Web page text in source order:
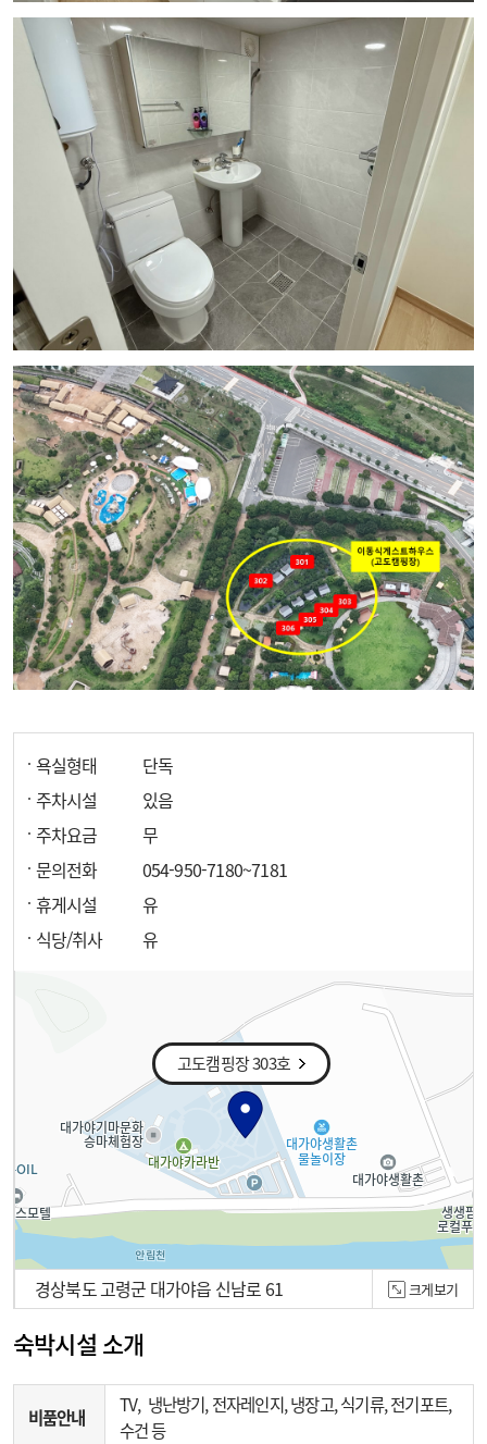
욕실형태
단독
주차시설
있음
주차요금
무
문의전화
054-950-7180~7181
휴게시설
유
식당/취사
유
고도캠핑장 303호
100m
경상북도 고령군 대가야읍 신남로 61 크게보기
숙박시설 소개
비품안내
TV, 냉난방기, 전자레인지, 냉장고, 식기류, 전기포트,
수건 등